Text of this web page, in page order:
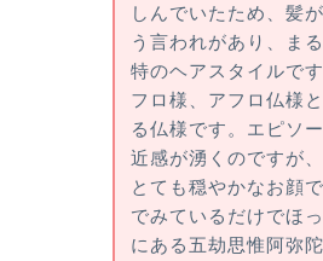
しんでいたため、髪
う言われがあり、ま
特のヘアスタイルで
フロ様、アフロ仏様
る仏様です。エピソ
近感が湧くのですが
とても穏やかなお顔
でみているだけでほ
にある五劫思惟阿弥